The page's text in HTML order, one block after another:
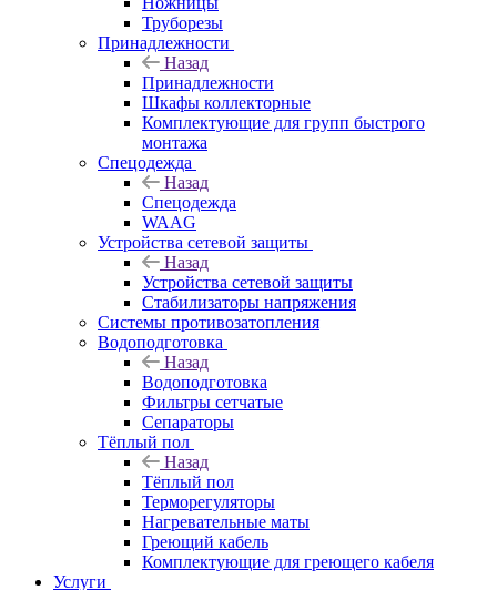
Труборезы
Принадлежности
Назад
Принадлежности
Шкафы коллекторные
Комплектующие для групп быстрого
монтажа
Спецодежда
Назад
Спецодежда
WAAG
Устройства сетевой защиты
Назад
Устройства сетевой защиты
Стабилизаторы напряжения
Системы противозатопления
Водоподготовка
Назад
Водоподготовка
Фильтры сетчатые
Сепараторы
Тёплый пол
Назад
Тёплый пол
Терморегуляторы
Нагревательные маты
Греющий кабель
Комплектующие для греющего кабеля
Услуги